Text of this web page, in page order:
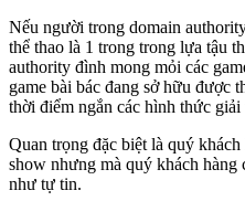
Nếu người trong domain
thể thao là 1 trong trong lựa tậu
authority đình mong mỏi các
game bài bác đang sở hữu được
thời điểm ngắn các hình thức giải
Quan trọng đặc biệt là quý
show nhưng mà quý khách hàng
như tự tin.